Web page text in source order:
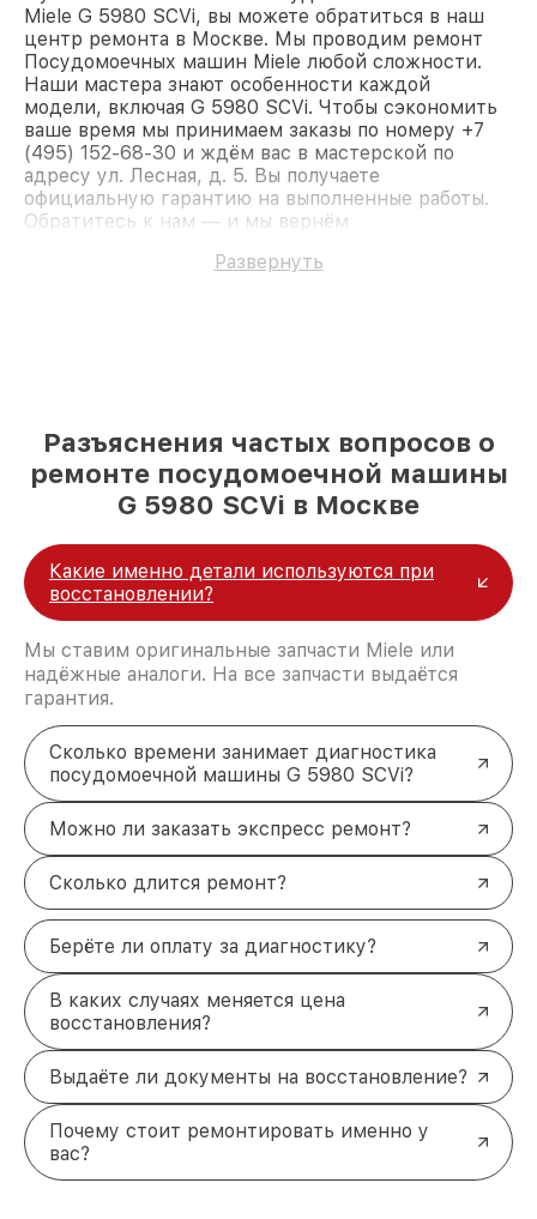
Miele G 5980 SCVi, вы можете обратиться в наш
центр ремонта в Москве. Мы проводим ремонт
Посудомоечных машин Miele любой сложности.
Наши мастера знают особенности каждой
модели, включая G 5980 SCVi. Чтобы сэкономить
ваше время мы принимаем заказы по номеру +7
(495) 152-68-30 и ждём вас в мастерской по
адресу ул. Лесная, д. 5. Вы получаете
официальную гарантию на выполненные работы.
Обратитесь к нам — и мы вернём
Развернуть
Разъяснения частых вопросов о
ремонте посудомоечной машины
G 5980 SCVi в Москве
Какие именно детали используются при
восстановлении?
Мы ставим оригинальные запчасти Miele или
надёжные аналоги. На все запчасти выдаётся
гарантия.
Сколько времени занимает диагностика
посудомоечной машины G 5980 SCVi?
Можно ли заказать экспресс ремонт?
Сколько длится ремонт?
Берёте ли оплату за диагностику?
В каких случаях меняется цена
восстановления?
Выдаёте ли документы на восстановление?
Почему стоит ремонтировать именно у
вас?